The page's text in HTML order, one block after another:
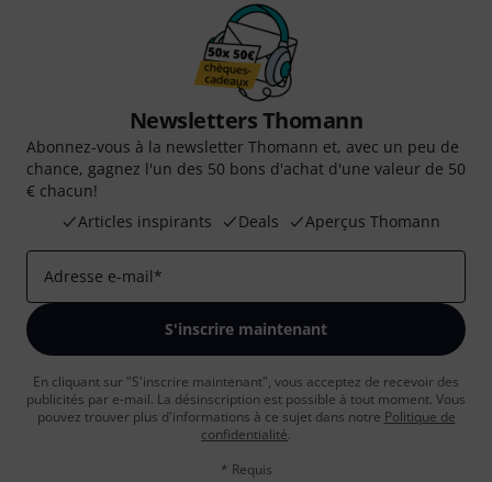
Newsletters Thomann
Abonnez-vous à la newsletter Thomann et, avec un peu de
chance, gagnez l'un des 50 bons d'achat d'une valeur de 50
€ chacun!
Articles inspirants
Deals Aperçus Thomann
Adresse e-mail*
S'inscrire maintenant
En cliquant sur "S'inscrire maintenant", vous acceptez de recevoir des
publicités par e-mail. La désinscription est possible à tout moment. Vous
pouvez trouver plus d'informations à ce sujet dans notre Politique de
confidentialité.
* Requis